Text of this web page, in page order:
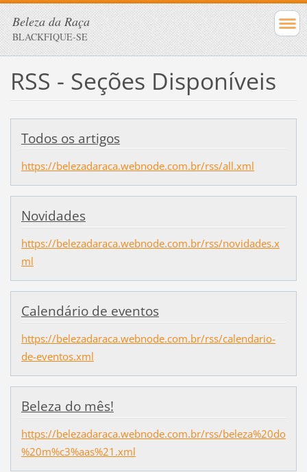
Beleza da Raça
BLACKFIQUE-SE
RSS - Seções Disponíveis
Todos os artigos
https://belezadaraca.webnode.com.br/rss/all.xml
Novidades
https://belezadaraca.webnode.com.br/rss/novidades.x
ml
Calendário de eventos
https://belezadaraca.webnode.com.br/rss/calendario-
de-eventos.xml
Beleza do mês!
https://belezadaraca.webnode.com.br/rss/beleza%20do
%20m%c3%aas%21.xml